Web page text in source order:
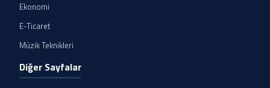
Ekonomi
E-Ticaret
Müzik Teknikleri
Diğer Sayfalar